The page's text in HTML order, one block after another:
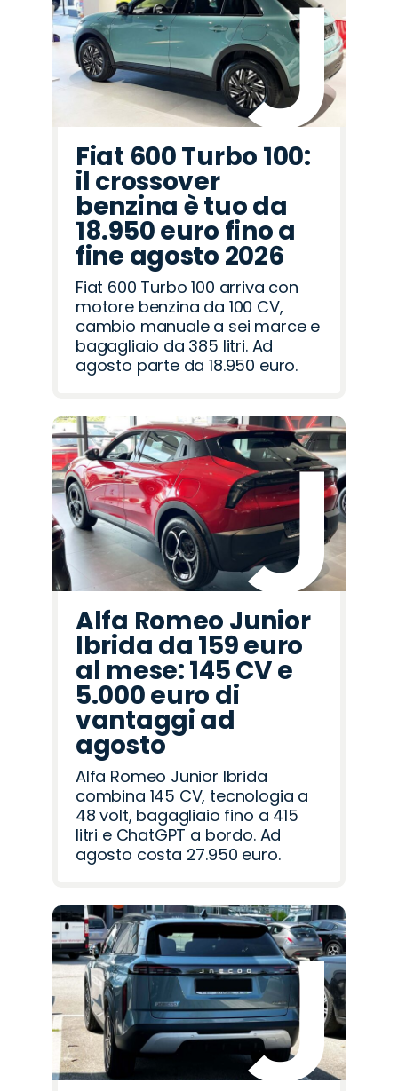
Romeo
Rover
Fiat 600 Turbo 100:
il crossover
benzina è tuo da
18.950 euro fino a
fine agosto 2026
Fiat 600 Turbo 100 arriva con
motore benzina da 100 CV,
cambio manuale a sei marce e
bagagliaio da 385 litri. Ad
agosto parte da 18.950 euro.
Alfa Romeo Junior
Ibrida da 159 euro
al mese: 145 CV e
5.000 euro di
vantaggi ad
agosto
Alfa Romeo Junior Ibrida
combina 145 CV, tecnologia a
48 volt, bagagliaio fino a 415
litri e ChatGPT a bordo. Ad
agosto costa 27.950 euro.